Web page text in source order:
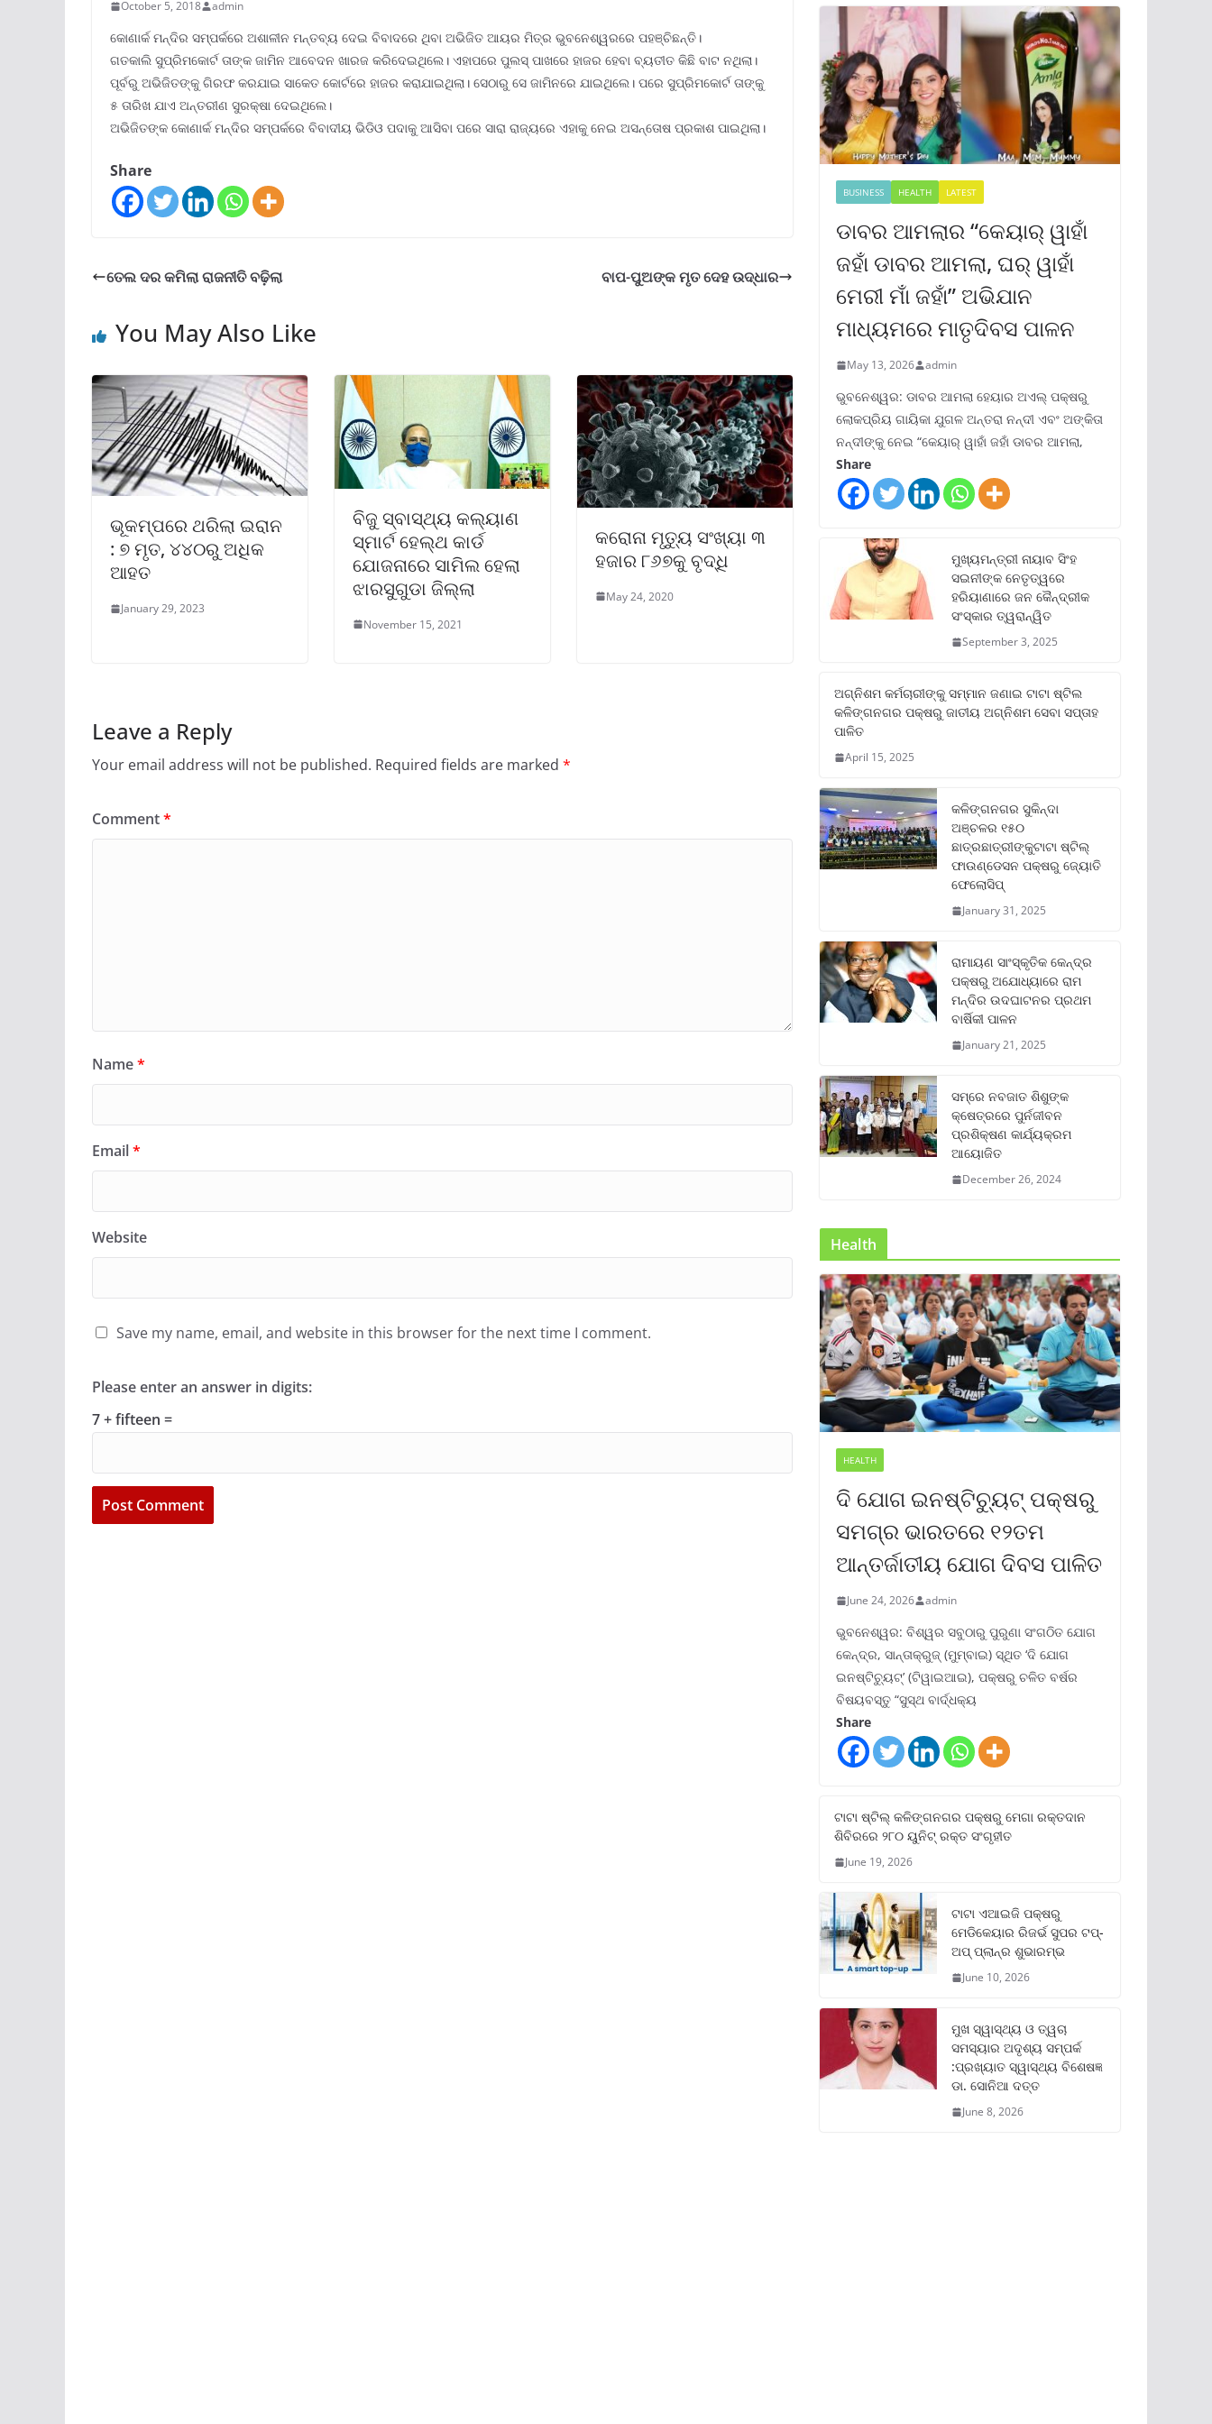
October 5, 2018 admin
କୋଣାର୍କ ମନ୍ଦିର ସମ୍ପର୍କରେ ଅଶାଳୀନ ମନ୍ତବ୍ୟ ଦେଇ ବିବାଦରେ ଥିବା ଅଭିଜିତ ଆୟର ମିତ୍ର ଭୁବନେଶ୍ୱରରେ ପହଞ୍ଚିଛନ୍ତି।
ଗତକାଲି ସୁପ୍ରିମକୋର୍ଟ ତାଙ୍କ ଜାମିନ ଆବେଦନ ଖାରଜ କରିଦେଇଥିଲେ। ଏହାପରେ ପୁଲସ୍ ପାଖରେ ହାଜର ହେବା ବ୍ୟତୀତ କିଛି ବାଟ ନଥିଲା।
ପୂର୍ବରୁ ଅଭିଜିତଙ୍କୁ ଗିରଫ କରଯାଇ ସାକେତ କୋର୍ଟରେ ହାଜର କରାଯାଇଥିଲା। ସେଠାରୁ ସେ ଜାମିନରେ ଯାଇଥିଲେ। ପରେ ସୁପ୍ରିମକୋର୍ଟ ତାଙ୍କୁ
୫ ତାରିଖ ଯାଏ ଅନ୍ତରୀଣ ସୁରକ୍ଷା ଦେଇଥିଲେ।
ଅଭିଜିତଙ୍କ କୋଣାର୍କ ମନ୍ଦିର ସମ୍ପର୍କରେ ବିବାଦୀୟ ଭିଡିଓ ପଦାକୁ ଆସିବା ପରେ ସାରା ରାଜ୍ୟରେ ଏହାକୁ ନେଇ ଅସନ୍ତୋଷ ପ୍ରକାଶ ପାଇଥିଲା।
Share
ତେଲ ଦର କମିଲା ରାଜନୀତି ବଢ଼ିଲା ବାପ-ପୁଅଙ୍କ ମୃତ ଦେହ ଉଦ୍ଧାର
You May Also Like
ଭୂକମ୍ପରେ ଥରିଲା ଇରାନ
: ୭ ମୃତ, ୪୪୦ରୁ ଅଧିକ
ଆହତ
January 29, 2023
ବିଜୁ ସ୍ବାସ୍ଥ୍ୟ କଲ୍ୟାଣ
ସ୍ମାର୍ଟ ହେଲ୍‌ଥ କାର୍ଡ
ଯୋଜନାରେ ସାମିଲ ହେଲା
ଝାରସୁଗୁଡା ଜିଲ୍ଲା
November 15, 2021
କରୋନା ମୃତ୍ୟୁ ସଂଖ୍ୟା ୩
ହଜାର ୮୬୭କୁ ବୃଦ୍ଧି
May 24, 2020
Leave a Reply
Your email address will not be published. Required fields are marked *
Comment*
Name*
Email*
Website
Save my name, email, and website in this browser for the next time I comment.
Please enter an answer in digits:
7 + fifteen =
BUSINESS HEALTH LATEST
ଡାବର ଆମଲାର “କେୟାର୍ ୱାହାଁ
ଜହାଁ ଡାବର ଆମଲା, ଘର୍ ୱାହାଁ
ମେରୀ ମାଁ ଜହାଁ” ଅଭିଯାନ
ମାଧ୍ୟମରେ ମାତୃଦିବସ ପାଳନ
May 13, 2026 admin
ଭୁବନେଶ୍ୱର: ଡାବର ଆମଲା ହେୟାର ଅଏଲ୍ ପକ୍ଷରୁ
ଲୋକପ୍ରିୟ ଗାୟିକା ଯୁଗଳ ଅନ୍ତରା ନନ୍ଦୀ ଏବଂ ଅଙ୍କିତା
ନନ୍ଦୀଙ୍କୁ ନେଇ “କେୟାର୍ ୱାହାଁ ଜହାଁ ଡାବର ଆମଲା,
Share
ମୁଖ୍ୟମନ୍ତ୍ରୀ ନାୟାବ ସିଂହ
ସଇନୀଙ୍କ ନେତୃତ୍ୱରେ
ହରିୟାଣାରେ ଜନ କୈନ୍ଦ୍ରୀକ
ସଂସ୍କାର ତ୍ୱରାନ୍ୱିତ
September 3, 2025
ଅଗ୍ନିଶମ କର୍ମଚାରୀଙ୍କୁ ସମ୍ମାନ ଜଣାଇ ଟାଟା ଷ୍ଟିଲ
କଳିଙ୍ଗନଗର ପକ୍ଷରୁ ଜାତୀୟ ଅଗ୍ନିଶମ ସେବା ସପ୍ତାହ
ପାଳିତ
April 15, 2025
କଳିଙ୍ଗନଗର ସୁକିନ୍ଦା
ଅଞ୍ଚଳର ୧୫୦
ଛାତ୍ରଛାତ୍ରୀଙ୍କୁଟାଟା ଷ୍ଟିଲ୍
ଫାଉଣ୍ଡେସନ ପକ୍ଷରୁ ଜ୍ୟୋତି
ଫେଲୋସିପ୍‌
January 31, 2025
ରାମାୟଣ ସାଂସ୍କୃତିକ କେନ୍ଦ୍ର
ପକ୍ଷରୁ ଅଯୋଧ୍ୟାରେ ରାମ
ମନ୍ଦିର ଉଦଘାଟନର ପ୍ରଥମ
ବାର୍ଷିକୀ ପାଳନ
January 21, 2025
ସମ୍‌ରେ ନବଜାତ ଶିଶୁଙ୍କ
କ୍ଷେତ୍ରରେ ପୁର୍ନଜୀବନ
ପ୍ରଶିକ୍ଷଣ କାର୍ଯ୍ୟକ୍ରମ
ଆୟୋଜିତ
December 26, 2024
Health
HEALTH
ଦି ଯୋଗ ଇନଷ୍ଟିଚ୍ୟୁଟ୍ ପକ୍ଷରୁ
ସମଗ୍ର ଭାରତରେ ୧୨ତମ
ଆନ୍ତର୍ଜାତୀୟ ଯୋଗ ଦିବସ ପାଳିତ
June 24, 2026 admin
ଭୁବନେଶ୍ୱର: ବିଶ୍ୱର ସବୁଠାରୁ ପୁରୁଣା ସଂଗଠିତ ଯୋଗ
କେନ୍ଦ୍ର, ସାନ୍ତାକ୍ରୁଜ୍ (ମୁମ୍ବାଇ) ସ୍ଥିତ ‘ଦି ଯୋଗ
ଇନଷ୍ଟିଚ୍ୟୁଟ୍‌’ (ଟିୱାଇଆଇ), ପକ୍ଷରୁ ଚଳିତ ବର୍ଷର
ବିଷୟବସ୍ତୁ “ସୁସ୍ଥ ବାର୍ଦ୍ଧକ୍ୟ
Share
ଟାଟା ଷ୍ଟିଲ୍‌ କଳିଙ୍ଗନଗର ପକ୍ଷରୁ ମେଗା ରକ୍ତଦାନ
ଶିବିରରେ ୨୮୦ ୟୁନିଟ୍‌ ରକ୍ତ ସଂଗୃହୀତ
June 19, 2026
ଟାଟା ଏଆଇଜି ପକ୍ଷରୁ
ମେଡିକେୟାର ରିଜର୍ଭ ସୁପର ଟପ୍‌-
ଅପ୍ ପ୍ଲାନ୍‌ର ଶୁଭାରମ୍ଭ
June 10, 2026
ମୁଖ ସ୍ୱାସ୍ଥ୍ୟ ଓ ତ୍ୱଚା
ସମସ୍ୟାର ଅଦୃଶ୍ୟ ସମ୍ପର୍କ
:ପ୍ରଖ୍ୟାତ ସ୍ୱାସ୍ଥ୍ୟ ବିଶେଷଜ୍ଞ
ଡା. ସୋନିଆ ଦତ୍ତ
June 8, 2026